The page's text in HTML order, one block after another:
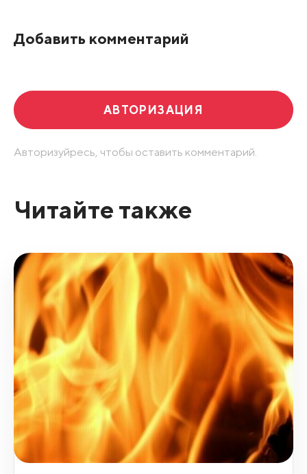
Добавить комментарий
АВТОРИЗАЦИЯ
Авторизуйресь, чтобы оставить комментарий.
Читайте также